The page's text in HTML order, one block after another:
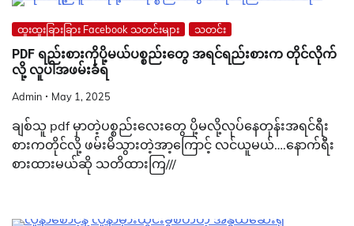
ထူးထူးခြားခြား Facebook သတင်းများ သတင်း
PDF ရည်းစားကိုပို့မယ်ပစ္စည်းတွေ အရင်ရည်းစားက တိုင်လိုက်
လို့ လူပါအဖမ်းခံရ
Admin May 1, 2025
ချစ်သူ pdf မှာတဲ့ပစ္စည်းလေးတွေ ပို့မလို့လုပ်နေတုန်းအရင်ရီး
စားကတိုင်လို့ ဖမ်းမိသွားတဲ့အာ့ကြောင့် လင်ယူမယ်….နောက်ရီး
စားထားမယ်ဆို သတိထားကြ///